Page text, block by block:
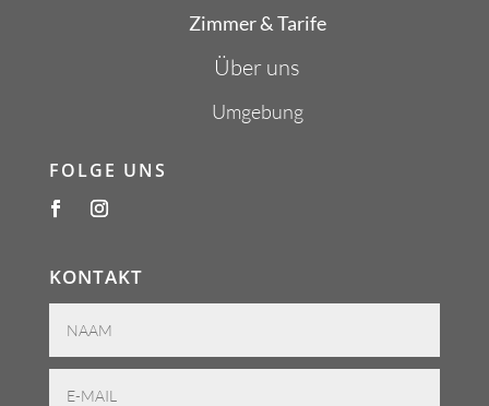
Zimmer & Tarife
Über uns
Umgebung
FOLGE UNS
KONTAKT